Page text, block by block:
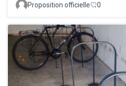
Proposition officielle 0